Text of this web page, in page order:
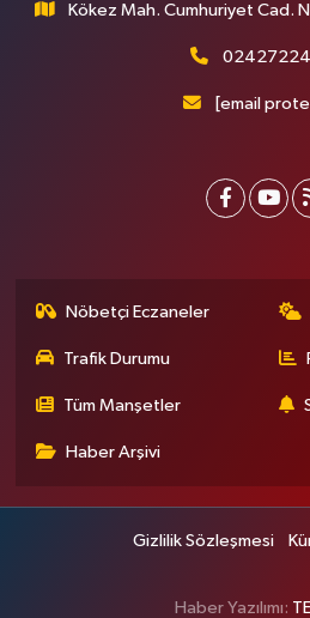
Kökez Mah. Cumhuriyet Cad.
[email
Nöbetçi Eczaneler
Trafik Durumu
Tüm Manşetler
Haber Arşivi
Gizlilik Sözleşmesi
Haber Yazılımı: